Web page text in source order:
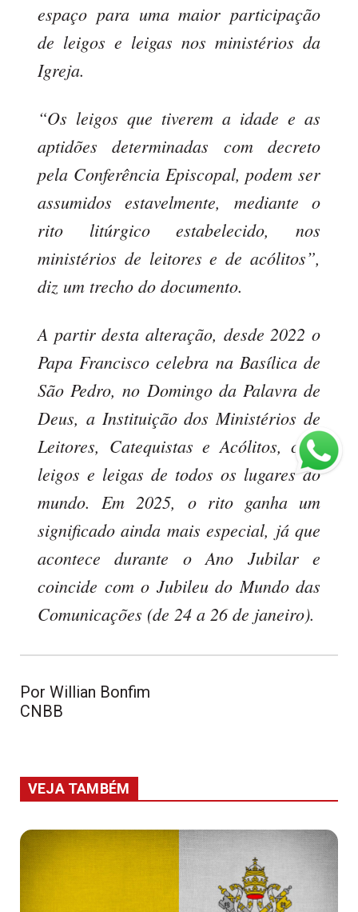
espaço para uma maior participação
de leigos e leigas nos ministérios da
Igreja.
“Os leigos que tiverem a idade e as
aptidões determinadas com decreto
pela Conferência Episcopal, podem ser
assumidos estavelmente, mediante o
rito litúrgico estabelecido, nos
ministérios de leitores e de acólitos”,
diz um trecho do documento.
A partir desta alteração, desde 2022 o
Papa Francisco celebra na Basílica de
São Pedro, no Domingo da Palavra de
Deus, a Instituição dos Ministérios de
Leitores, Catequistas e Acólitos, com
leigos e leigas de todos os lugares do
mundo. Em 2025, o rito ganha um
significado ainda mais especial, já que
acontece durante o Ano Jubilar e
coincide com o Jubileu do Mundo das
Comunicações (de 24 a 26 de janeiro).
Por Willian Bonfim
CNBB
VEJA TAMBÉM